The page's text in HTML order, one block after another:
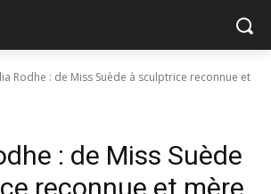
Rodhe : de Miss Suède à sculptrice reconnue et
: de Miss Suède
reconnue et mère